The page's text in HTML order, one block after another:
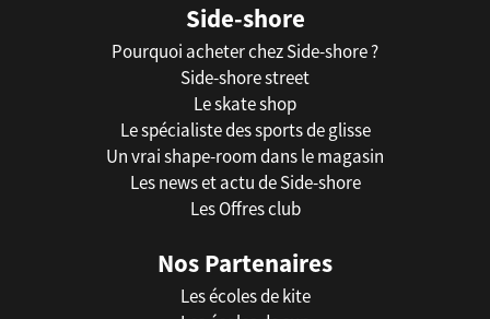
Side-shore
Pourquoi acheter chez Side-shore ?
Side-shore street
Le skate shop
Le spécialiste des sports de glisse
Un vrai shape-room dans le magasin
Les news et actu de Side-shore
Les Offres club
Nos Partenaires
Les écoles de kite